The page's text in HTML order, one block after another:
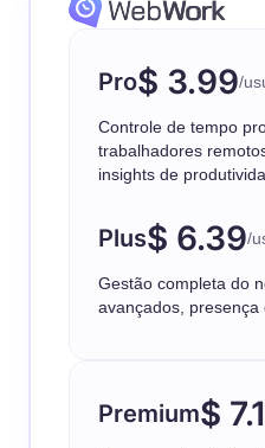
Pro$ 3.99/
Controle de tempo
trabalhadores
insights de
Plus$ 6.39/
Gestão completa do
avançados, presença
Premium$